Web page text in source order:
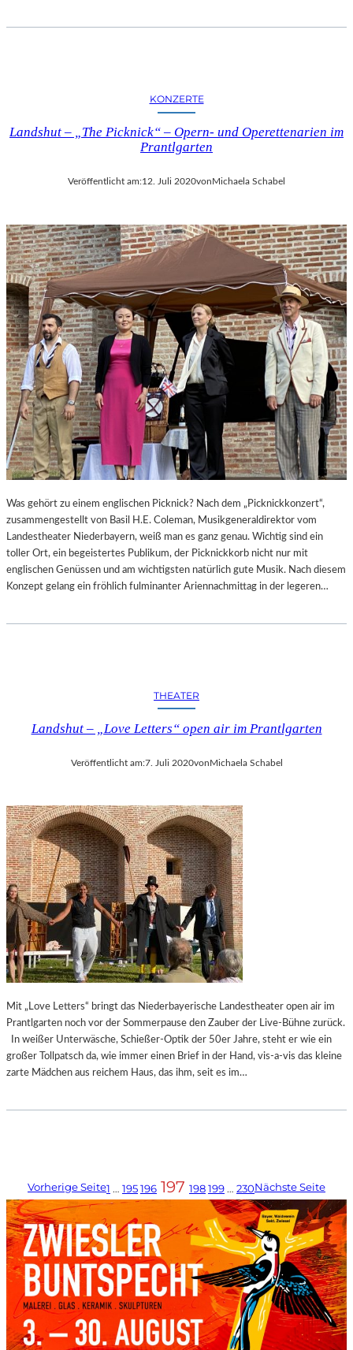
KONZERTE
Landshut – „The Picknick“ – Opern- und Operettenarien im
Prantlgarten
Veröffentlicht am:12. Juli 2020von Michaela Schabel
Was gehört zu einem englischen Picknick? Nach dem „Picknickkonzert“,
zusammengestellt von Basil H.E. Coleman, Musikgeneraldirektor vom
Landestheater Niederbayern, weiß man es ganz genau. Wichtig sind ein
toller Ort, ein begeistertes Publikum, der Picknickkorb nicht nur mit
englischen Genüssen und am wichtigsten natürlich gute Musik. Nach diesem
Konzept gelang ein fröhlich fulminanter Ariennachmittag in der legeren…
THEATER
Landshut – „Love Letters“ open air im Prantlgarten
Veröffentlicht am:7. Juli 2020vonMichaela Schabel
Mit „Love Letters“ bringt das Niederbayerische Landestheater open air im
Prantlgarten noch vor der Sommerpause den Zauber der Live-Bühne zurück.
In weißer Unterwäsche, Schießer-Optik der 50er Jahre, steht er wie ein
großer Tollpatsch da, wie immer einen Brief in der Hand, vis-a-vis das kleine
zarte Mädchen aus reichem Haus, das ihm, seit es im…
Vorherige Seite1 … 195196 197 198199 … 230Nächste Seite